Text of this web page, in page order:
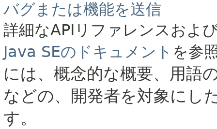
バグまたは機能を送信
詳細なAPIリファレンスおよ
Java SEのドキュメント を参
には、概念的な概要、用語
などの、開発者を対象にし
す。